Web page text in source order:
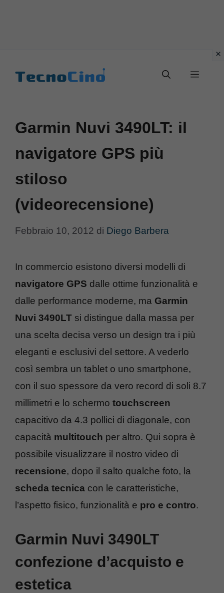
Menu
Garmin Nuvi 3490LT: il
navigatore GPS più
stiloso
(videorecensione)
Febbraio 10, 2012 di Diego Barbera
In commercio esistono diversi modelli di
navigatore GPS dalle ottime funzionalità e
dalle performance moderne, ma Garmin
Nuvi 3490LT si distingue dalla massa per
una scelta decisa verso un design tra i più
eleganti e esclusivi del settore. A vederlo
così sembra un tablet o uno smartphone,
con il suo spessore da vero record di soli 8.7
millimetri e lo schermo touchscreen
capacitivo da 4.3 pollici di diagonale, con
capacità multitouch per altro. Qui sopra è
possibile visualizzare il nostro video di
recensione, dopo il salto qualche foto, la
scheda tecnica con le caratteristiche,
l’aspetto fisico, funzionalità e pro e contro.
Garmin Nuvi 3490LT
confezione d’acquisto e
estetica